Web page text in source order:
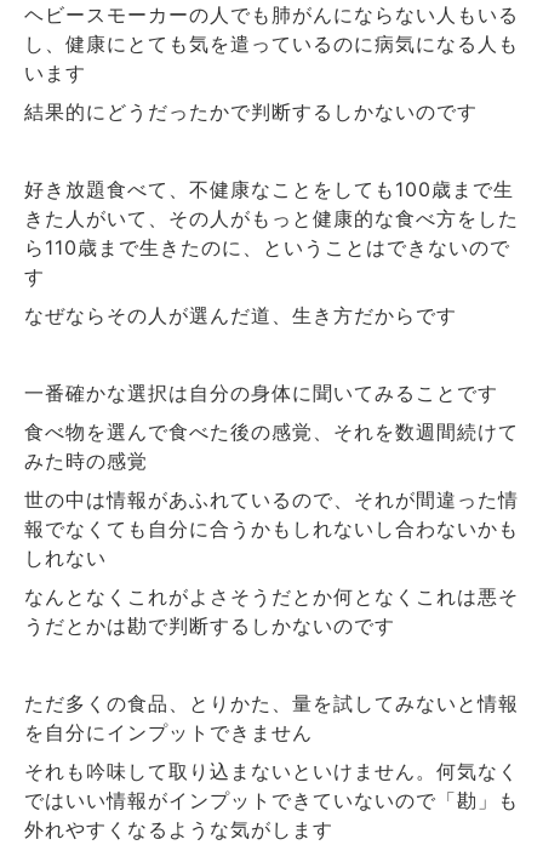
ヘビースモーカーの人でも肺がんにならない人もいる
し、健康にとても気を遣っているのに病気になる人も
います
結果的にどうだったかで判断するしかないのです
好き放題食べて、不健康なことをしても 100歳まで生
きた人がいて、その人がもっと健康的な食べ方をした
ら 110歳まで生きたのに、ということはできないので
す
なぜならその人が選んだ道、生き方だからです
一番確かな選択は自分の身体に聞いてみることです
食べ物を選んで食べた後の感覚、それを数週間続けて
みた時の感覚
世の中は情報があふれているので、それが間違った情
報でなくても自分に合うかもしれないし合わないかも
しれない
なんとなくこれがよさそうだとか何となくこれは悪そ
うだとかは勘で判断するしかないのです
ただ多くの食品、とりかた、量を試してみないと情報
を自分にインプットできません
それも吟味して取り込まないといけません。何気なく
ではいい情報がインプットできていないので「勘」も
外れやすくなるような気がします